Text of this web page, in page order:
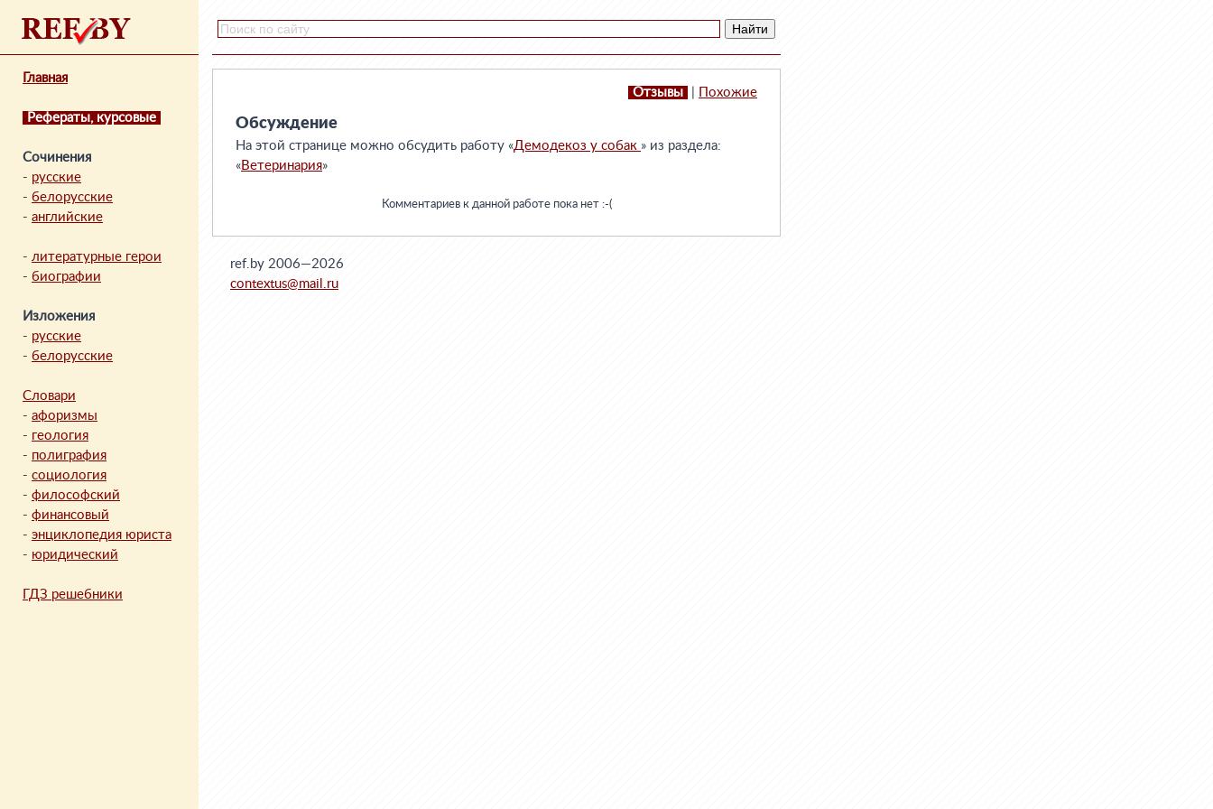
Главная
Рефераты, курсовые
Сочинения
- русские
- белорусские
- английские
- литературные герои
- биографии
Изложения
- русские
- белорусские
Словари
- афоризмы
- геология
- полиграфия
- социология
- философский
- финансовый
- энциклопедия юриста
- юридический
ГДЗ решебники
Отзывы Похожие
Обсуждение
На этой странице можно обсудить работу «Демодекоз у собак » из раздела:
«Ветеринария»
Комментариев к данной работе пока нет :-(
ref.by 2006—2026
contextus@mail.ru